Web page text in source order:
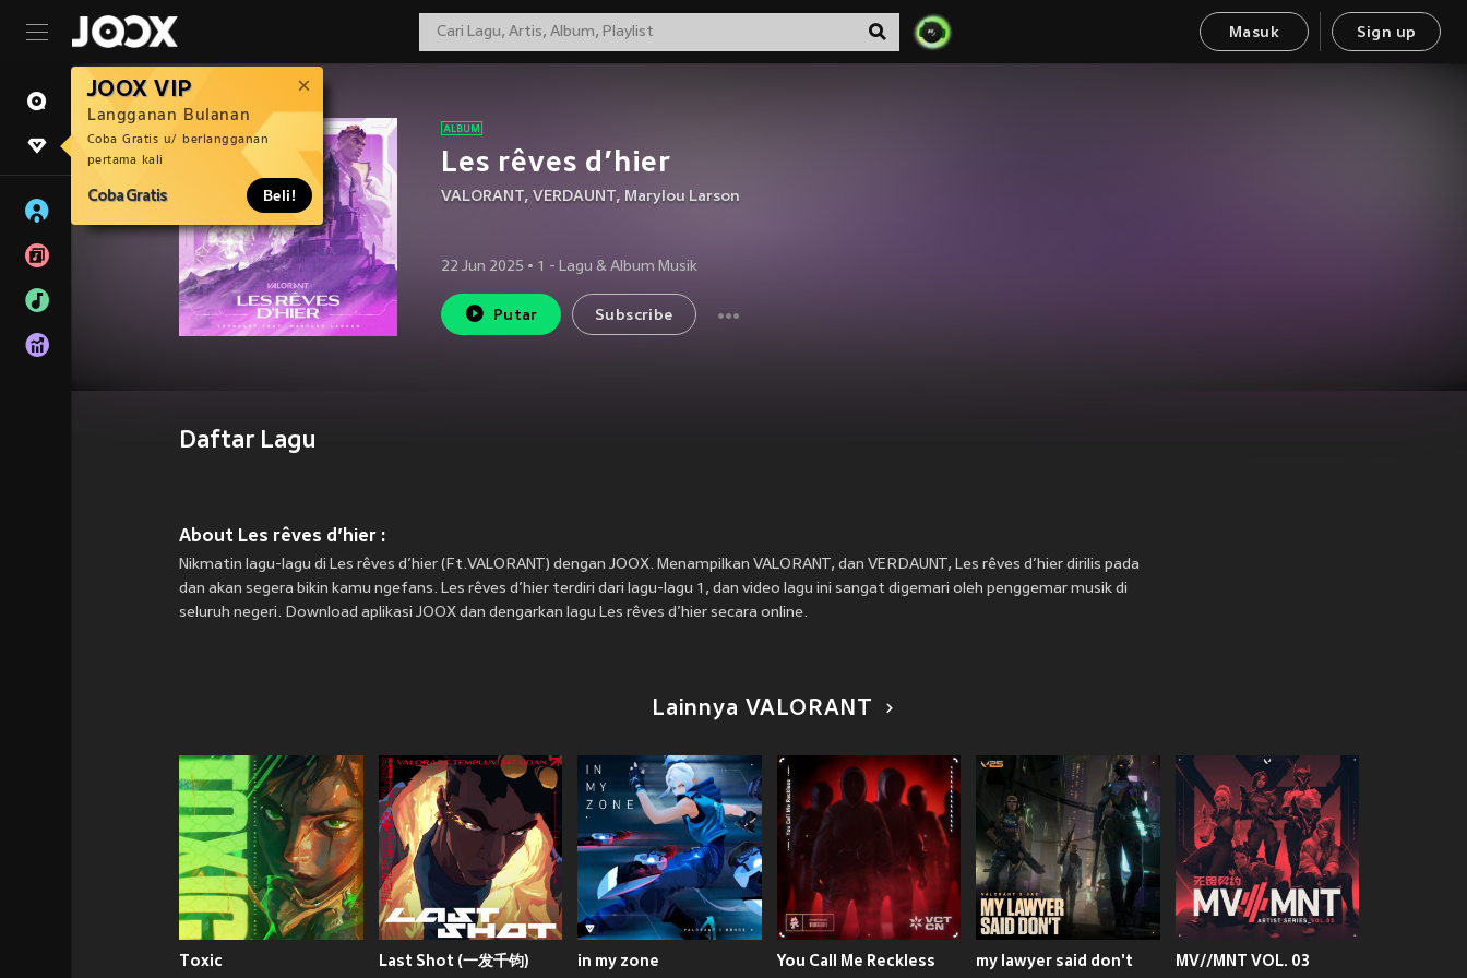
Masuk Sign up
JOOX VIP
Langganan Bulanan
Coba Gratis u/ berlangganan
pertama kali
Coba Gratis Beli!
Les rêves d’hier
VALORANT, VERDAUNT, Marylou Larson
22 Jun 2025 • 1 - Lagu & Album Musik
Putar Subscribe
Daftar Lagu
About Les rêves d’hier :
Nikmatin lagu-lagu di Les rêves d’hier (Ft.VALORANT) dengan JOOX. Menampilkan VALORANT, dan VERDAUNT, Les rêves d’hier dirilis pada
dan akan segera bikin kamu ngefans. Les rêves d’hier terdiri dari lagu-lagu 1, dan video lagu ini sangat digemari oleh penggemar musik di
seluruh negeri. Download aplikasi JOOX dan dengarkan lagu Les rêves d’hier secara online.
Lainnya VALORANT
Toxic Last Shot (一发千钧) in my zone You Call Me Reckless my lawyer said don't MV//MNT VOL. 03